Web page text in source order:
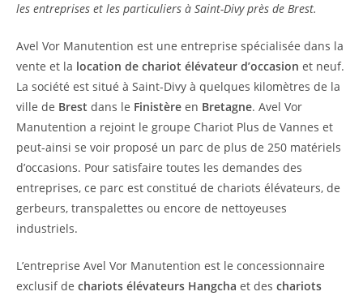
les entreprises et les particuliers à Saint-Divy près de Brest.
Avel Vor Manutention est une entreprise spécialisée dans la
vente et la location de chariot élévateur d’occasion et neuf.
La société est situé à Saint-Divy à quelques kilomètres de la
ville de Brest dans le Finistère en Bretagne. Avel Vor
Manutention a rejoint le groupe Chariot Plus de Vannes et
peut-ainsi se voir proposé un parc de plus de 250 matériels
d’occasions. Pour satisfaire toutes les demandes des
entreprises, ce parc est constitué de chariots élévateurs, de
gerbeurs, transpalettes ou encore de nettoyeuses
industriels.
L’entreprise Avel Vor Manutention est le concessionnaire
exclusif de chariots élévateurs Hangcha et des chariots